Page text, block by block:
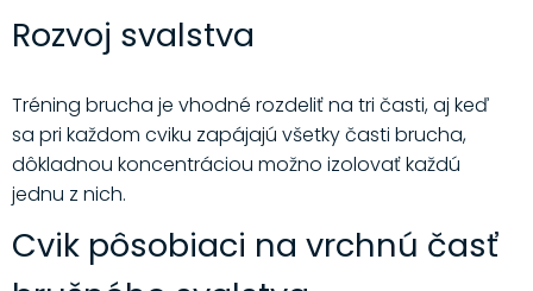
Rozvoj svalstva
Tréning brucha je vhodné rozdeliť na tri časti, aj keď
sa pri každom cviku zapájajú všetky časti brucha,
dôkladnou koncentráciou možno izolovať každú
jednu z nich.
Cvik pôsobiaci na vrchnú časť